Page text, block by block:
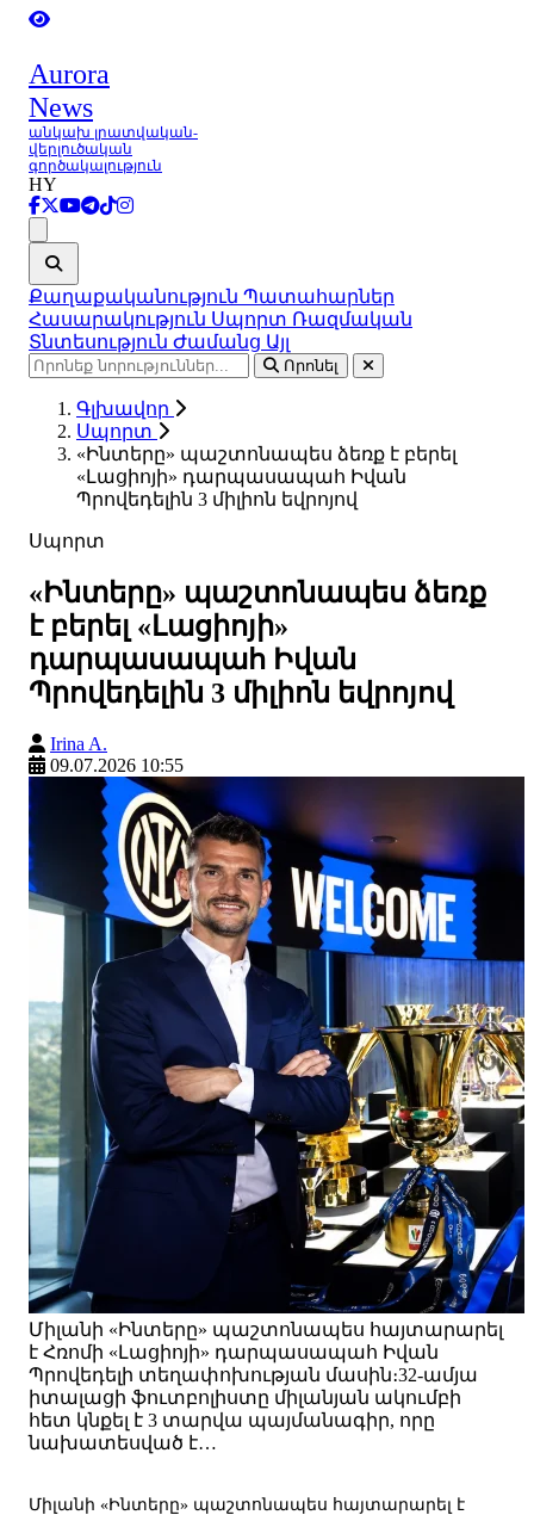
Aurora
News
անկախ լրատվական-
վերլուծական
գործակալություն
HY
Քաղաքականություն Պատահարներ
Հասարակություն Սպորտ Ռազմական
Տնտեսություն Ժամանց Այլ
Որոնել
Գլխավոր
Սպորտ
«Ինտերը» պաշտոնապես ձեռք է բերել
«Լացիոյի» դարպասապահ Իվան
Պրովեդելին 3 միլիոն եվրոյով
Սպորտ
«Ինտերը» պաշտոնապես ձեռք
է բերել «Լացիոյի»
դարպասապահ Իվան
Պրովեդելին 3 միլիոն եվրոյով
Irina A.
09.07.2026 10:55
Միլանի «Ինտերը» պաշտոնապես հայտարարել
է Հռոմի «Լացիոյի» դարպասապահ Իվան
Պրովեդելի տեղափոխության մասին։32-ամյա
իտալացի ֆուտբոլիստը միլանյան ակումբի
հետ կնքել է 3 տարվա պայմանագիր, որը
նախատեսված է…
Միլանի «Ինտերը» պաշտոնապես հայտարարել է